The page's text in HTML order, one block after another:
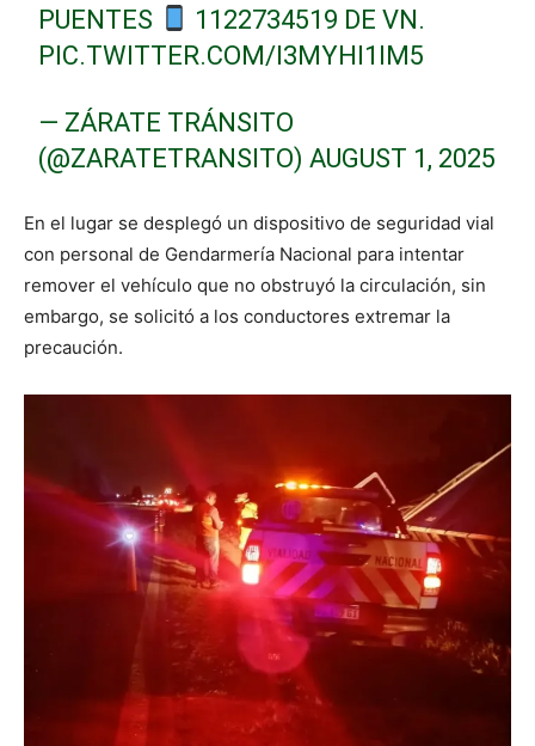
PUENTES
1122734519 DE VN.
PIC.TWITTER.COM/I3MYHI1IM5
— ZÁRATE TRÁNSITO
(@ZARATETRANSITO)AUGUST 1, 2025
En el lugar se desplegó un dispositivo de seguridad vial
con personal de Gendarmería Nacional para intentar
remover el vehículo que no obstruyó la circulación, sin
embargo, se solicitó a los conductores extremar la
precaución.